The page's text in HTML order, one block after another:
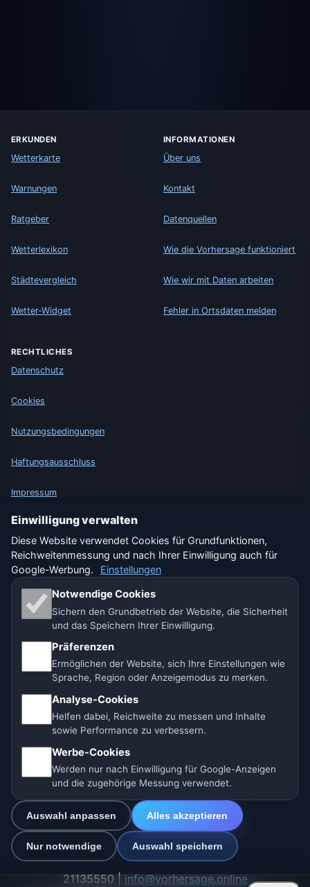
ERKUNDEN
Wetterkarte
Warnungen
Ratgeber
Wetterlexikon
Städtevergleich
Wetter-Widget
INFORMATIONEN
Über uns
Kontakt
Datenquellen
Wie die Vorhersage funktioniert
Wie wir mit Daten arbeiten
Fehler in Ortsdaten melden
RECHTLICHES
Datenschutz
Cookies
Nutzungsbedingungen
Haftungsausschluss
Impressum
Wir helfen Tieren
Sitemap
Einstellungen
🇩🇪 Wetter Deutschland
🇨🇭 Wetter Schweiz
🇨🇿 Tschechien 🇭🇷 Kroatien
🇩🇪🇦🇹🇨🇭 Deutschland / Österreich / Schweiz
🌍 Internationales Wetternetzwerk
Betreiber: Spolek Minizoo.cz z.s. | Vereins-Nr.:
21135550 |info@vorhersage.online
Einwilligung verwalten
Diese Website verwendet Cookies für Grundfunktionen,
Reichweitenmessung und nach Ihrer Einwilligung auch für
Google-Werbung.
Einstellungen
Notwendige Cookies
Sichern den Grundbetrieb der Website, die Sicherheit
und das Speichern Ihrer Einwilligung.
Präferenzen
Ermöglichen der Website, sich Ihre Einstellungen wie
Sprache, Region oder Anzeigemodus zu merken.
Analyse-Cookies
Helfen dabei, Reichweite zu messen und Inhalte
sowie Performance zu verbessern.
Werbe-Cookies
Werden nur nach Einwilligung für Google-Anzeigen
und die zugehörige Messung verwendet.
Auswahl anpassen Alles akzeptieren
Nur notwendige Auswahl speichern